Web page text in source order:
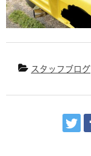
スタッフブログ